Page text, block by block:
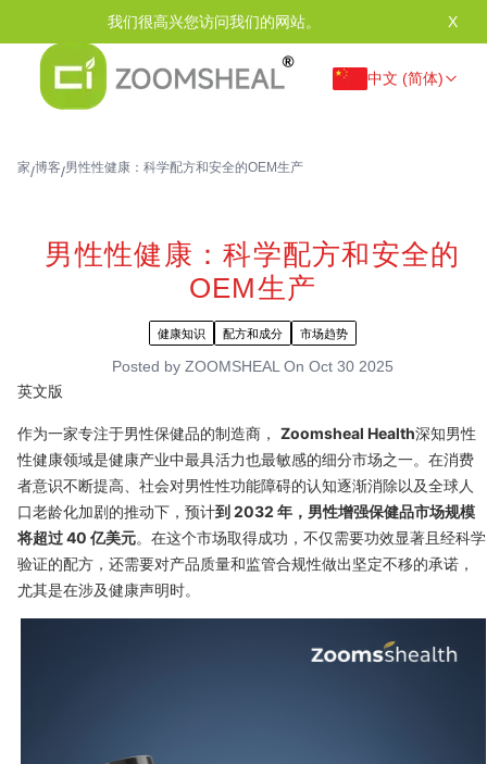
我们很高兴您访问我们的网站。 X
中文 (简体)
家/博客/男性性健康：科学配方和安全的OEM生产
男性性健康：科学配方和安全的
OEM生产
健康知识 配方和成分 市场趋势
Posted by ZOOMSHEAL On Oct 30 2025
英文版
作为一家专注于男性保健品的制造商， Zoomsheal Health深知男性
性健康领域是健康产业中最具活力也最敏感的细分市场之一。在消费
者意识不断提高、社会对男性性功能障碍的认知逐渐消除以及全球人
口老龄化加剧的推动下，预计到 2032 年，男性增强保健品市场规模
将超过 40 亿美元。在这个市场取得成功，不仅需要功效显著且经科学
验证的配方，还需要对产品质量和监管合规性做出坚定不移的承诺，
尤其是在涉及健康声明时。